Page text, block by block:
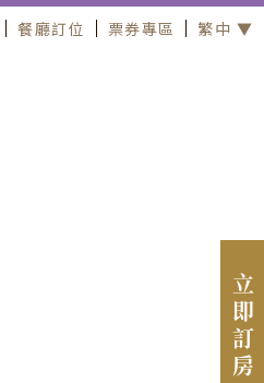
餐廳訂位 票券專區 繁中 ▼
立即訂房